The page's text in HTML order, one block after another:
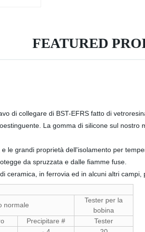
FEATURED
di collegare di BST-EFRS fatto di
La gomma di silicone sul
le grandi proprietà dell'isolamento per
da spruzzata e dalle fiamme fuse.
ceramica, in ferrovia ed in alcuni altri
normale
Tester per la
bobina
Precipitare #
Tester